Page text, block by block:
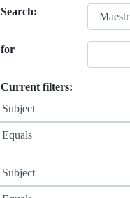
Search:
for
Current filters: